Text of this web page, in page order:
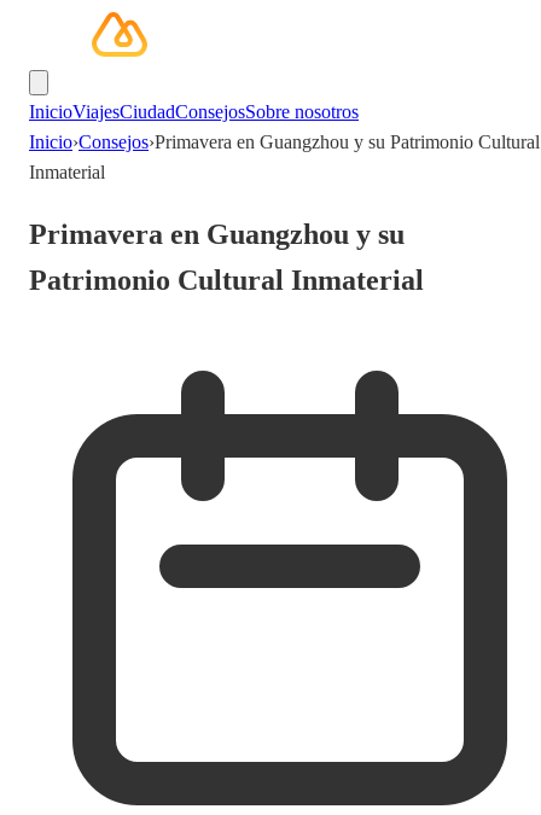
InicioViajesCiudadConsejosSobre nosotros
Inicio›Consejos›Primavera en Guangzhou y su Patrimonio Cultural
Inmaterial
Primavera en Guangzhou y su
Patrimonio Cultural Inmaterial